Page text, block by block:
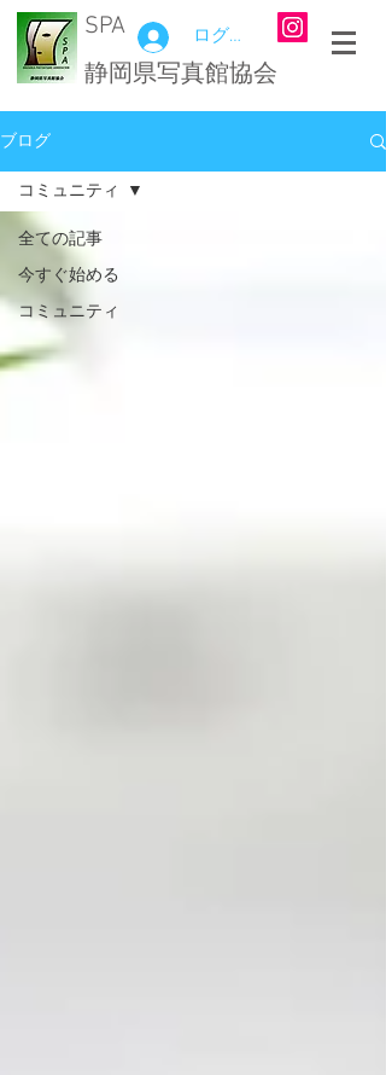
SPA
静岡県写真館協会
ログイン
ブログ
全ての記事
今すぐ始める
コミュニティ
コミュニティ